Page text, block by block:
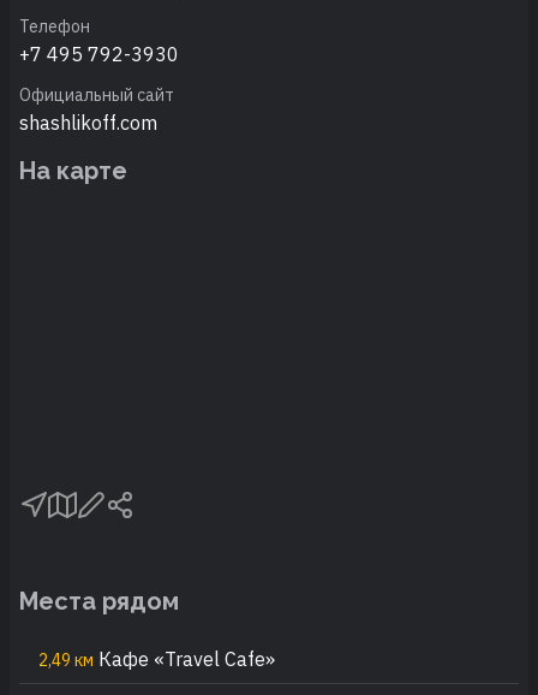
Телефон
+7 495 792-3930
Официальный сайт
shashlikoff.com
На карте
Места рядом
2,49 км Кафе «Travel Cafe»